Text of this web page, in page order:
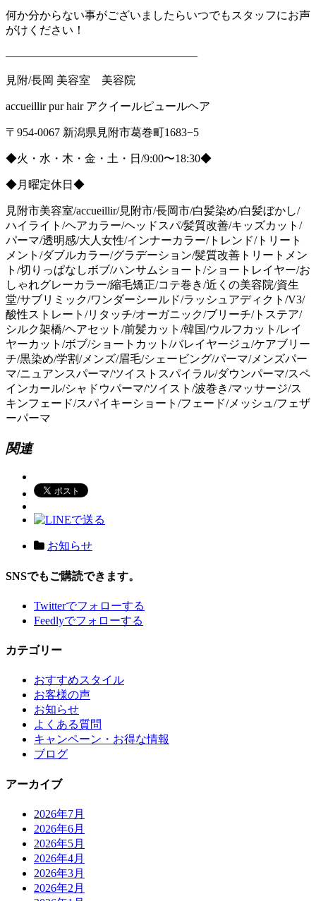
何か分からない事がございましたらいつでもスタッフにお声
がけください！
—————————————————
見附/長岡 美容室 美容院
accueillir pur hair アクイールピュールヘア
〒 954-0067 新潟県見附市葛巻町1683−5
◆火・水・木・金・土・日 /9:00〜18:30◆
◆月曜定休日◆
見附市美容室/accueillir/見附市/長岡市/白髪染め/白髪ぼかし/
ハイライト/ヘアカラー/ヘッドスパ/髪質改善/キッズカット/
パーマ/透明感/大人女性/インナーカラー/トレンド/トリート
メント/ダブルカラー/グラデーション/髪質改善トリートメン
ト/切りっぱなしボブ/ハンサムショート/ショートレイヤー/お
しゃれグレーカラー/縮毛矯正/コテ巻き/近くの美容院/資生
堂/サブリミック/ワンダーシールド/ラッシュアディクト/V3/
酸性ストレート/リタッチ/オーガニック/ブリーチ/トステア/
シルク架橋/ヘアセット/前髪カット/韓国/ウルフカット/レイ
ヤーカット/ボブ/ショートカット/バレイヤージュ/ケアブリー
チ/黒染め/学割/メンズ/眉毛/シェービング/パーマ/メンズパー
マ/ニュアンスパーマ/ツイストスパイラル/ダウンパーマ/スペ
インカール/シャドウパーマ/ツイスト/波巻き/マッサージ/ス
キンフェード/スパイキーショート/フェード/メッシュ/フェザ
ーパーマ
関連
お知らせ
SNSでもご購読できます。
Twitterでフォローする
Feedlyでフォローする
カテゴリー
おすすめスタイル
お客様の声
お知らせ
よくある質問
キャンペーン・お得な情報
ブログ
アーカイブ
2026年7月
2026年6月
2026年5月
2026年4月
2026年3月
2026年2月